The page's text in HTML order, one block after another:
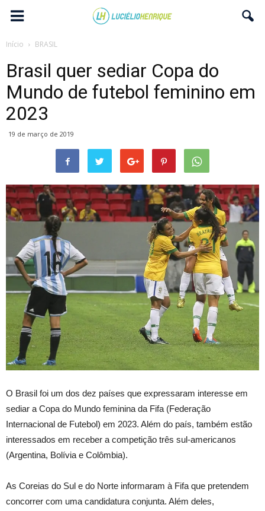
Início BRASIL
Brasil quer sediar Copa do
Mundo de futebol feminino em
2023
19 de março de 2019
O Brasil foi um dos dez países que expressaram interesse em
sediar a Copa do Mundo feminina da Fifa (Federação
Internacional de Futebol) em 2023. Além do país, também estão
interessados em receber a competição três sul-americanos
(Argentina, Bolívia e Colômbia).
As Coreias do Sul e do Norte informaram à Fifa que pretendem
concorrer com uma candidatura conjunta. Além deles,